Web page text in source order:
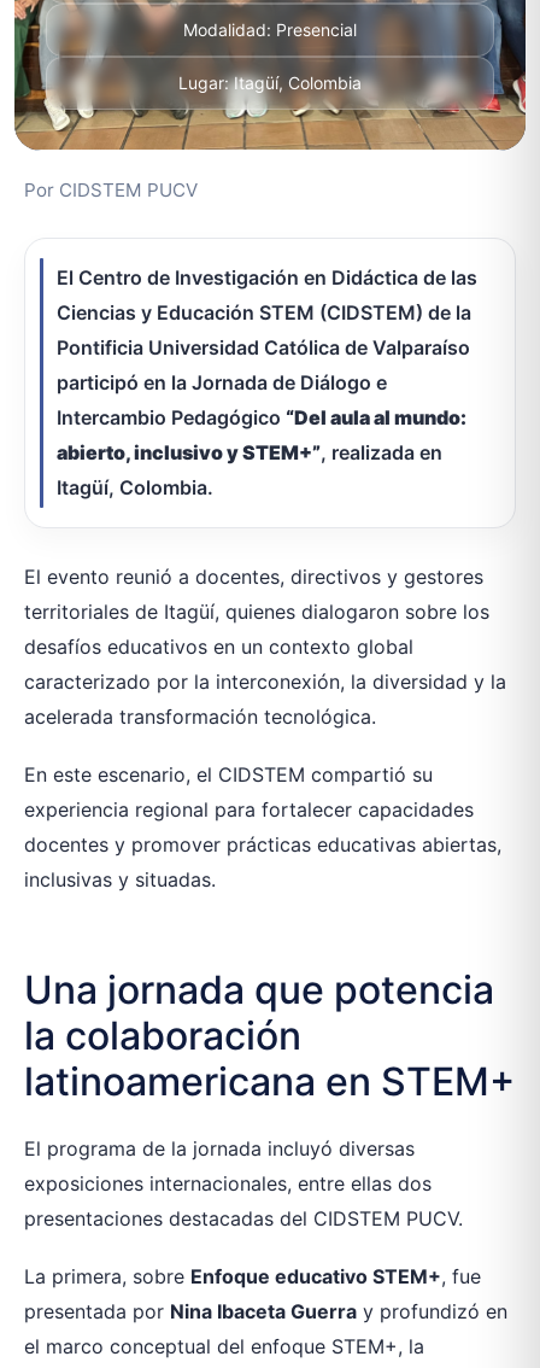
Modalidad: Presencial
Lugar: Itagüí, Colombia
Por CIDSTEM PUCV
El Centro de Investigación en Didáctica de las
Ciencias y Educación STEM (CIDSTEM) de la
Pontificia Universidad Católica de Valparaíso
participó en la Jornada de Diálogo e
Intercambio Pedagógico “Del aula al mundo:
abierto, inclusivo y STEM+”, realizada en
Itagüí, Colombia.
El evento reunió a docentes, directivos y gestores
territoriales de Itagüí, quienes dialogaron sobre los
desafíos educativos en un contexto global
caracterizado por la interconexión, la diversidad y la
acelerada transformación tecnológica.
En este escenario, el CIDSTEM compartió su
experiencia regional para fortalecer capacidades
docentes y promover prácticas educativas abiertas,
inclusivas y situadas.
Una jornada que potencia
la colaboración
latinoamericana en STEM+
El programa de la jornada incluyó diversas
exposiciones internacionales, entre ellas dos
presentaciones destacadas del CIDSTEM PUCV.
La primera, sobre Enfoque educativo STEM+, fue
presentada por Nina Ibaceta Guerra y profundizó en
el marco conceptual del enfoque STEM+, la